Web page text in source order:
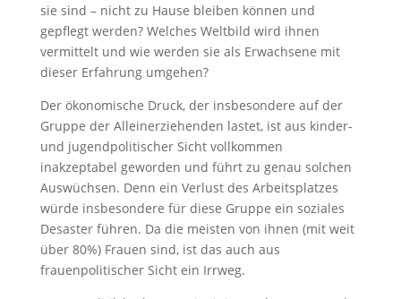
sie sind – nicht zu Hause bleiben können und
gepflegt werden? Welches Weltbild wird ihnen
vermittelt und wie werden sie als Erwachsene mit
dieser Erfahrung umgehen?
Der ökonomische Druck, der insbesondere auf der
Gruppe der Alleinerziehenden lastet, ist aus kinder-
und jugendpolitischer Sicht vollkommen
inakzeptabel geworden und führt zu genau solchen
Auswüchsen. Denn ein Verlust des Arbeitsplatzes
würde insbesondere für diese Gruppe ein soziales
Desaster führen. Da die meisten von ihnen (mit weit
über 80%) Frauen sind, ist das auch aus
frauenpolitischer Sicht ein Irrweg.